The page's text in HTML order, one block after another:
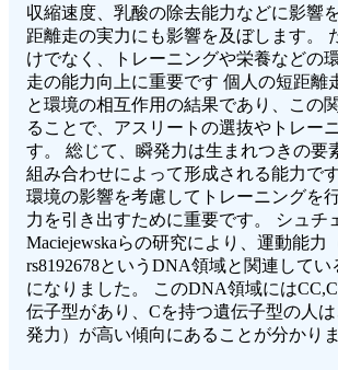
収縮速度、乳酸の除去能力などに影響
距離走の実力にも影響を及ぼします。
けでなく、トレーニングや栄養などの
走の能力向上に重要です 個人の短距離
と環境の相互作用の結果であり、この
ることで、アスリートの選抜やトレー
す。 総じて、瞬発力は生まれつきの要
組み合わせによって形成される能力で
環境の影響を考慮してトレーニングを
力を引き出すために重要です。 シュチ
Maciejewskaらの研究により、運動能力
rs8192678というDNA領域と関連して
になりました。 このDNA領域には
伝子型があり、Cを持つ遺伝子型の人
発力）が高い傾向にあることが分かりま